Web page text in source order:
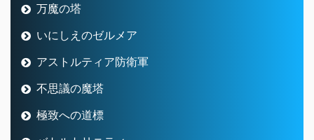
万魔の塔
いにしえのゼルメア
アストルティア防衛軍
不思議の魔塔
極致への道標